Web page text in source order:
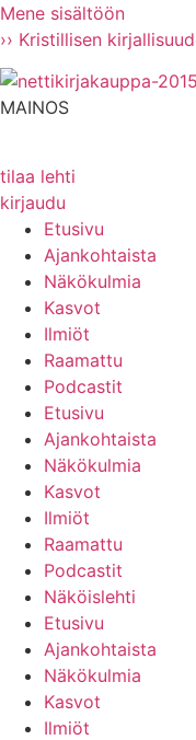
Mene sisältöön
›› Kristillisen
MAINOS
tilaa lehti
kirjaudu
Etusivu
Ajankohtaista
Näkökulmia
Kasvot
Ilmiöt
Raamattu
Podcastit
Etusivu
Ajankohtaista
Näkökulmia
Kasvot
Ilmiöt
Raamattu
Podcastit
Näköislehti
Etusivu
Ajankohtaista
Näkökulmia
Kasvot
Ilmiöt